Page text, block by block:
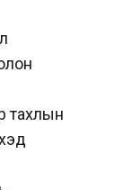
тахлын